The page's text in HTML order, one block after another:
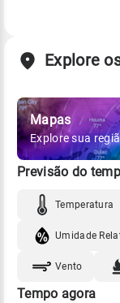
Explore
Mapas
Explore sua
Previsão do
Temperatura
Umidade
Vento
Tempo agora